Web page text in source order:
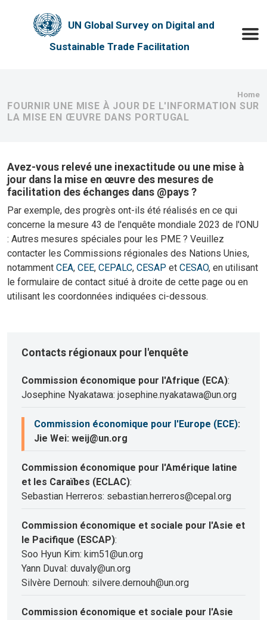
UN Global Survey on Digital and
Sustainable Trade Facilitation
Home
FOURNIR UNE MISE À JOUR DE L'INFORMATION SUR
LA MISE EN ŒUVRE DANS PORTUGAL
Avez-vous relevé une inexactitude ou une mise à
jour dans la mise en œuvre des mesures de
facilitation des échanges dans @pays ?
Par exemple, des progrès ont-ils été réalisés en ce qui
concerne la mesure 43 de l'enquête mondiale 2023 de l'ONU
: Autres mesures spéciales pour les PME ? Veuillez
contacter les Commissions régionales des Nations Unies,
notamment CEA, CEE, CEPALC, CESAP et CESAO, en utilisant
le formulaire de contact situé à droite de cette page ou en
utilisant les coordonnées indiquées ci-dessous.
Contacts régionaux pour l'enquête
Commission économique pour l'Afrique (ECA):
Josephine Nyakatawa: josephine.nyakatawa@un.org
Commission économique pour l'Europe (ECE):
Jie Wei: weij@un.org
Commission économique pour l'Amérique latine
et les Caraïbes (ECLAC):
Sebastian Herreros: sebastian.herreros@cepal.org
Commission économique et sociale pour l'Asie et
le Pacifique (ESCAP):
Soo Hyun Kim: kim51@un.org
Yann Duval: duvaly@un.org
Silvère Dernouh: silvere.dernouh@un.org
Commission économique et sociale pour l'Asie